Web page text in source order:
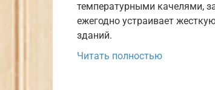
температурными качелями,
ежегодно устраивает
зданий.
Читать полностью